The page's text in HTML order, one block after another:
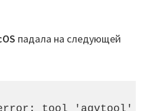
падала на следующей
tool 'agvtool'